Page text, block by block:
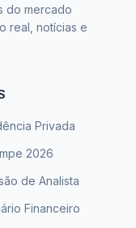
do mercado
real, notícias e
Privada
2026
de Analista
Financeiro